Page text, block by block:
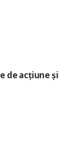
de acțiune și